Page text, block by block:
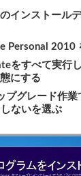
インストール
Personal 2010
をすべて実行
にする
プグレード作業
ないを選ぶ